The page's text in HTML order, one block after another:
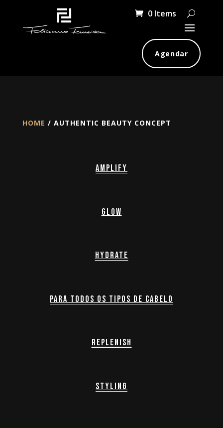
0 Items
Agendar
HOME / AUTHENTIC BEAUTY CONCEPT
Amplify
Glow
Hydrate
Para todos os tipos de cabelo
Replenish
Styling